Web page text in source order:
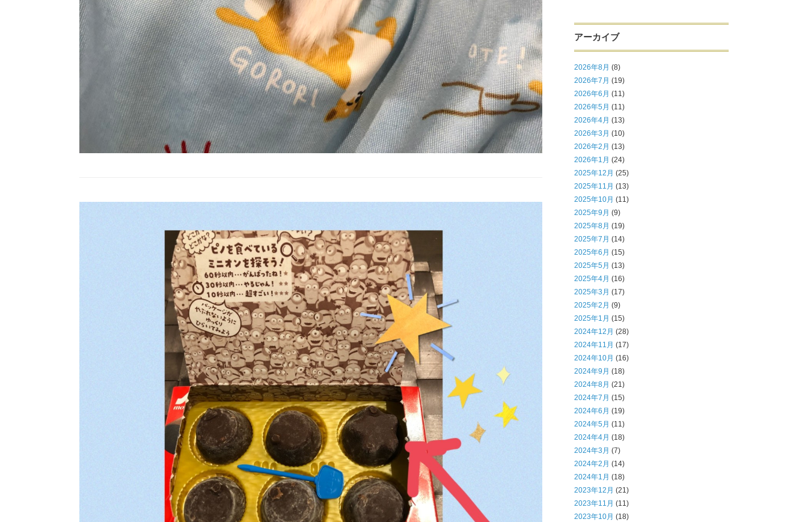
アーカイブ
2026年8月 (8)
2026年7月 (19)
2026年6月 (11)
2026年5月 (11)
2026年4月 (13)
2026年3月 (10)
2026年2月 (13)
2026年1月 (24)
2025年12月 (25)
2025年11月 (13)
2025年10月 (11)
2025年9月 (9)
2025年8月 (19)
2025年7月 (14)
2025年6月 (15)
2025年5月 (13)
2025年4月 (16)
2025年3月 (17)
2025年2月 (9)
2025年1月 (15)
2024年12月 (28)
2024年11月 (17)
2024年10月 (16)
2024年9月 (18)
2024年8月 (21)
2024年7月 (15)
2024年6月 (19)
2024年5月 (11)
2024年4月 (18)
2024年3月 (7)
2024年2月 (14)
2024年1月 (18)
2023年12月 (21)
2023年11月 (11)
2023年10月 (18)